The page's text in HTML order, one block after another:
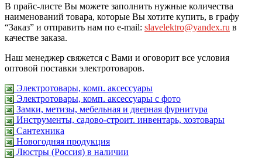
В прайс-листе Вы можете заполнить нужные количества
наименований товара, которые Вы хотите купить, в графу
“Заказ” и отправить нам по e-mail: slavelektro@yandex.ru в
качестве заказа.
Наш менеджер свяжется с Вами и оговорит все условия
оптовой поставки электротоваров.
Электротовары, комп. аксессуары
Электротовары, комп. аксессуары с фото
Замки, метизы, мебельная и дверная фурнитура
Инструменты, садово-строит. инвентарь, хозтовары
Сантехника
Новогодняя продукция
Люстры (Россия) в наличии